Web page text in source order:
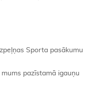
Sporta pasākumu
pazīstamā igauņu